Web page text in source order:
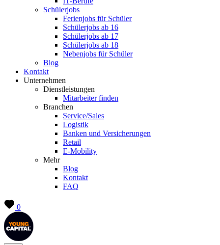
Schülerjobs
Ferienjobs für Schüler
Schülerjobs ab 16
Schülerjobs ab 17
Schülerjobs ab 18
Nebenjobs für Schüler
Blog
Kontakt
Unternehmen
Dienstleistungen
Mitarbeiter finden
Branchen
Service/Sales
Logistik
Banken und Versicherungen
Retail
E-Mobility
Mehr
Blog
Kontakt
FAQ
0